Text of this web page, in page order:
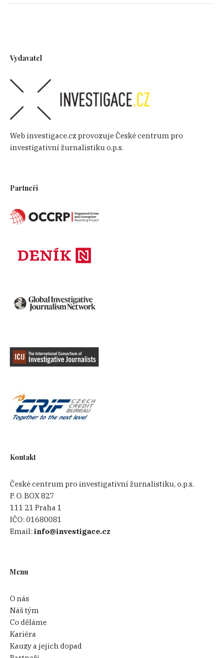
Vydavatel
Web investigace.cz provozuje České centrum pro
investigativní žurnalistiku o.p.s.
Partneři
Kontakt
České centrum pro investigativní žurnalistiku, o.p.s.
P. O. BOX 827
111 21 Praha 1
IČO:01680081
Email:info@investigace.cz
Menu
O nás
Náš tým
Co děláme
Kariéra
Kauzy a jejich dopad